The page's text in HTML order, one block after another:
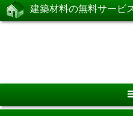
建築材料の無料サービ